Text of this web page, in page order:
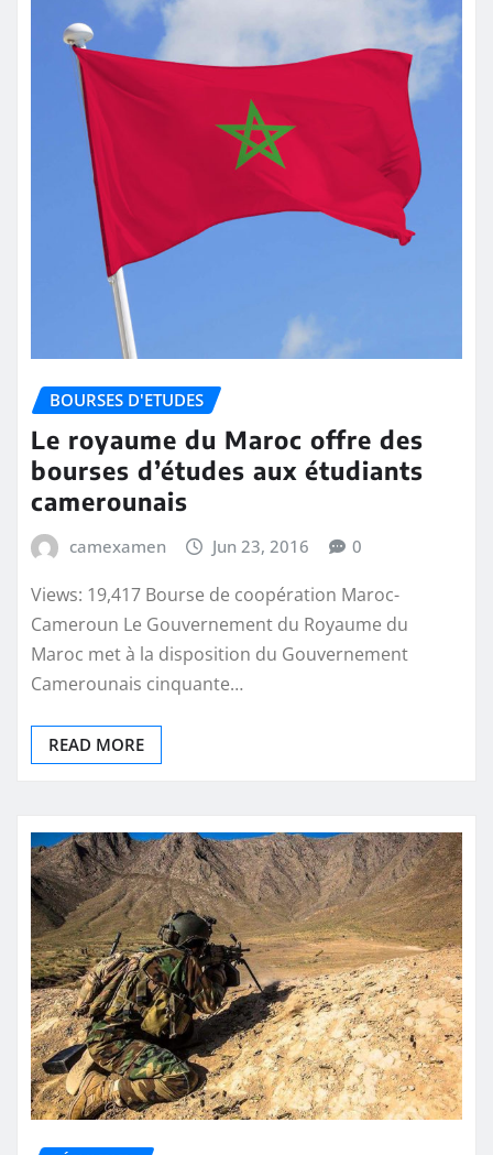
BOURSES D'ETUDES
Le royaume du Maroc offre des
bourses d’études aux étudiants
camerounais
camexamen Jun 23, 2016 0
Views: 19,417 Bourse de coopération Maroc-
Cameroun Le Gouvernement du Royaume du
Maroc met à la disposition du Gouvernement
Camerounais cinquante…
READ MORE